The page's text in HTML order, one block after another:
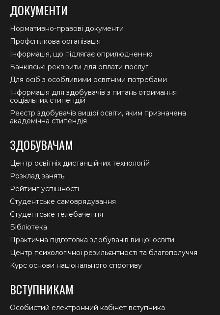
ДОКУМЕНТИ
Нормативно-правові документи
Профспілкова організація
Інформація, що підлягає оприлюдненню
Банківські реквізити для оплати послуг
Для осіб з особливими освітніми потребами
Інформація для здобувачів з питань отримання
соціальних стипендій
Реєстр здобувачів вищої освіти, яким призначена
академічна стипендія
ЗДОБУВАЧАМ
Центр освітніх дистанційних технологій
Розклад занять
Рейтинг успішності
Студентське самоврядування
Студентське телебачення
Бібліотека
Практична підготовка здобувачів вищої освіти
Центр психологічної резильєнтності та благополуччя
Курс основи національного спротиву
ВСТУПНИКАМ
Особистий електронний кабінет вступника